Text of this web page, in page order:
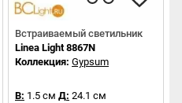
Встраиваемый светильник
Linea Light 8867N
Коллекция: Gypsum
В: 1.5 см Д: 24.1 см